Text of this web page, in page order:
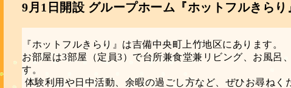
9月1日開設 グループホーム『ホットフルきらり
『ホットフルきらり』は吉備中央町上竹地区にあります。
お部屋は3部屋（定員3）で台所兼食堂兼リビング、お風呂
す。
体験利用や日中活動、余暇の過ごし方など、ぜひお尋ねく